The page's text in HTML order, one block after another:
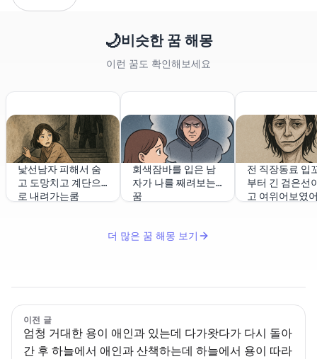
🌙비슷한 꿈 해몽
이런 꿈도 확인해보세요
낯선남자 피해서 숨
고 도망치고 계단으
로 내려가는쿰
회색잠바를 입은 남
자가 나를 째려보는
꿈
전 직장동료 입
부터 긴 검은선
고 여위어보였
더 많은 꿈 해몽 보기
이전 글
엄청 거대한 용이 애인과 있는데 다가왓다가 다시 돌아
간 후 하늘에서 애인과 산책하는데 하늘에서 용이 따라